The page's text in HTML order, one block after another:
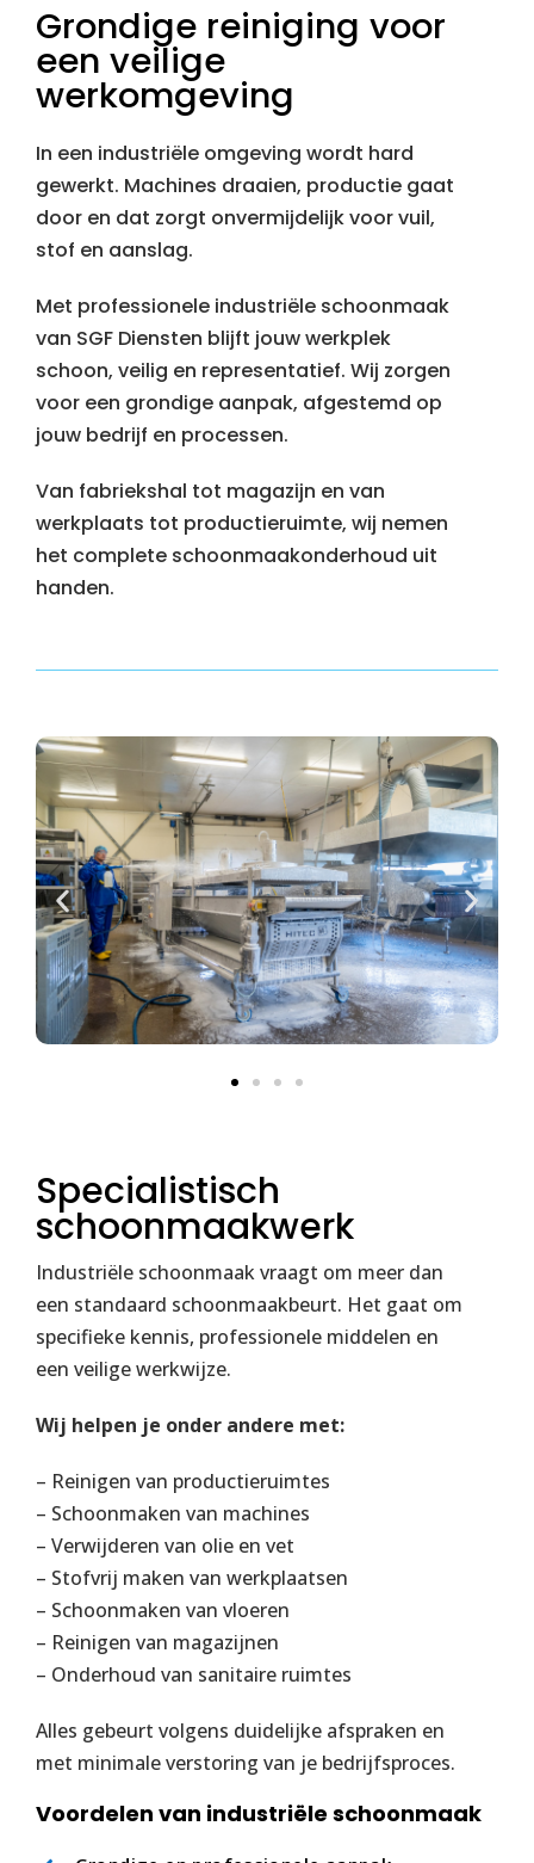
Grondige reiniging voor
een veilige
werkomgeving
In een industriële omgeving wordt hard
gewerkt. Machines draaien, productie gaat
door en dat zorgt onvermijdelijk voor vuil,
stof en aanslag.
Met professionele industriële schoonmaak
van SGF Diensten blijft jouw werkplek
schoon, veilig en representatief. Wij zorgen
voor een grondige aanpak, afgestemd op
jouw bedrijf en processen.
Van fabriekshal tot magazijn en van
werkplaats tot productieruimte, wij nemen
het complete schoonmaakonderhoud uit
handen.
Specialistisch
schoonmaakwerk
Industriële schoonmaak vraagt om meer dan
een standaard schoonmaakbeurt. Het gaat om
specifieke kennis, professionele middelen en
een veilige werkwijze.
Wij helpen je onder andere met:
– Reinigen van productieruimtes
– Schoonmaken van machines
– Verwijderen van olie en vet
– Stofvrij maken van werkplaatsen
– Schoonmaken van vloeren
– Reinigen van magazijnen
– Onderhoud van sanitaire ruimtes
Alles gebeurt volgens duidelijke afspraken en
met minimale verstoring van je bedrijfsproces.
Voordelen van industriële schoonmaak